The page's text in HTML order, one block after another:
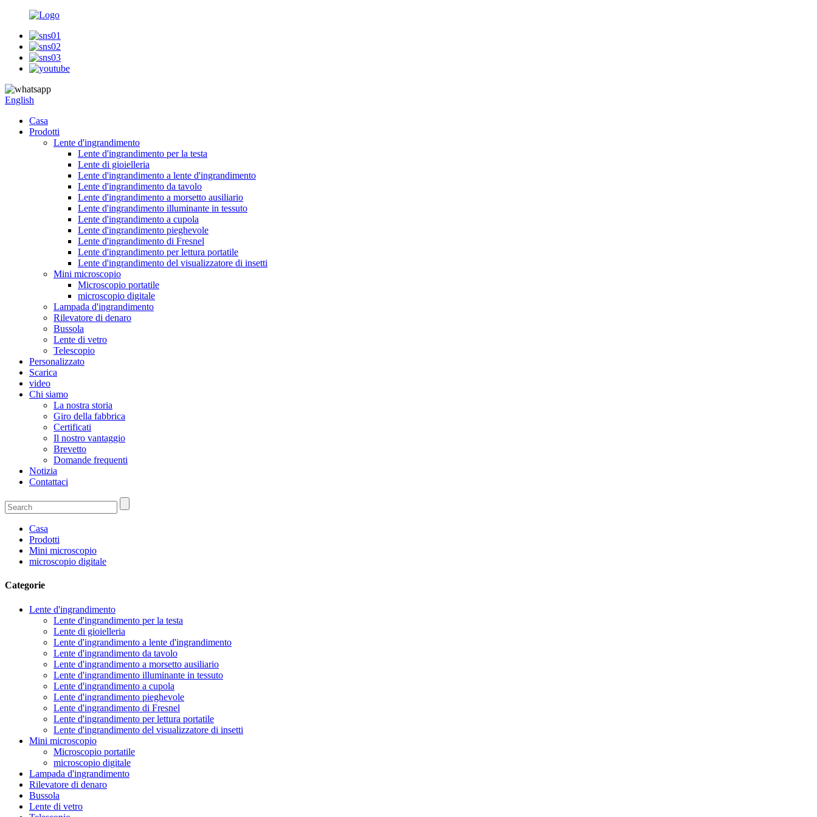
English
Casa
Prodotti
Lente d'ingrandimento
Lente d'ingrandimento per la testa
Lente di gioielleria
Lente d'ingrandimento a lente d'ingrandimento
Lente d'ingrandimento da tavolo
Lente d'ingrandimento a morsetto ausiliario
Lente d'ingrandimento illuminante in tessuto
Lente d'ingrandimento a cupola
Lente d'ingrandimento pieghevole
Lente d'ingrandimento di Fresnel
Lente d'ingrandimento per lettura portatile
Lente d'ingrandimento del visualizzatore di insetti
Mini microscopio
Microscopio portatile
microscopio digitale
Lampada d'ingrandimento
Rilevatore di denaro
Bussola
Lente di vetro
Telescopio
Personalizzato
Scarica
video
Chi siamo
La nostra storia
Giro della fabbrica
Certificati
Il nostro vantaggio
Brevetto
Domande frequenti
Notizia
Contattaci
Casa
Prodotti
Mini microscopio
microscopio digitale
Categorie
Lente d'ingrandimento
Lente d'ingrandimento per la testa
Lente di gioielleria
Lente d'ingrandimento a lente d'ingrandimento
Lente d'ingrandimento da tavolo
Lente d'ingrandimento a morsetto ausiliario
Lente d'ingrandimento illuminante in tessuto
Lente d'ingrandimento a cupola
Lente d'ingrandimento pieghevole
Lente d'ingrandimento di Fresnel
Lente d'ingrandimento per lettura portatile
Lente d'ingrandimento del visualizzatore di insetti
Mini microscopio
Microscopio portatile
microscopio digitale
Lampada d'ingrandimento
Rilevatore di denaro
Bussola
Lente di vetro